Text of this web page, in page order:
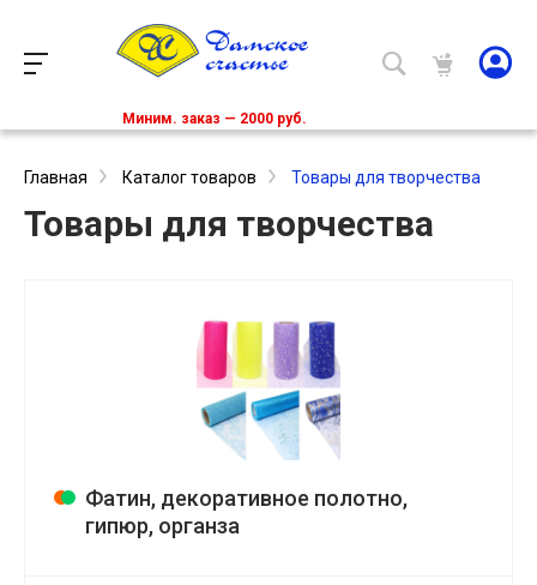
Миним. заказ — 2000 руб.
Главная Каталог товаров Товары для творчества
Товары для творчества
Фатин, декоративное полотно,
гипюр, органза